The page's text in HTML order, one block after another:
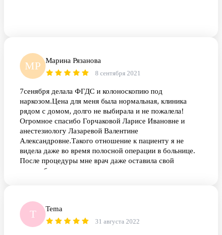
МР Марина Рязанова
8 сентября 2021
7сенября делала ФГДС и колоноскопию под
наркозом.Цена для меня была нормальная, клиника
рядом с домом, долго не выбирала и не пожалела!
Огромное спасибо Горчаковой Ларисе Ивановне и
анестезиологу Лазаревой Валентине
Александровне.Такого отношение к пациенту я не
видела даже во время полосной операции в больнице.
После процедуры мне врач даже оставила свой
тел.чтобы я смогла позвонить если у меня возникнут
отношение к больным.
T Tema
31 августа 2022